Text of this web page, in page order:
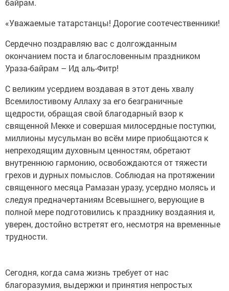
байрам.
«Уважаемые татарстанцы! Дорогие соотечественники!
Сердечно поздравляю вас с долгожданным
окончанием поста и благословенным праздником
Ураза-байрам – Ид аль-Фитр!
С великим усердием воздавая в этот день хвалу
Всемилостивому Аллаху за его безграничные
щедрости, обращая свой благодарный взор к
священной Мекке и совершая милосердные поступки,
миллионы мусульман во всём мире приобщаются к
непреходящим духовным ценностям, обретают
внутреннюю гармонию, освобождаются от тяжести
грехов и дурных помыслов. Соблюдая на протяжении
священного месяца Рамазан уразу, усердно молясь и
следуя предначертаниям Всевышнего, верующие в
полной мере подготовились к празднику воздаяния и,
уверен, достойно встретят его, несмотря на временные
трудности.
Сегодня, когда сама жизнь требует от нас
благоразумия, выдержки и принятия непростых